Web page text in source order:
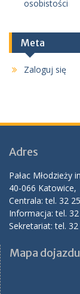
osobistości
Meta
Zaloguj się
Adres
Pałac Młodzieży
40-066 Katowice,
Centrala: tel. 32
Informacja: tel.
Sekretariat: tel.
Mapa dojazdu